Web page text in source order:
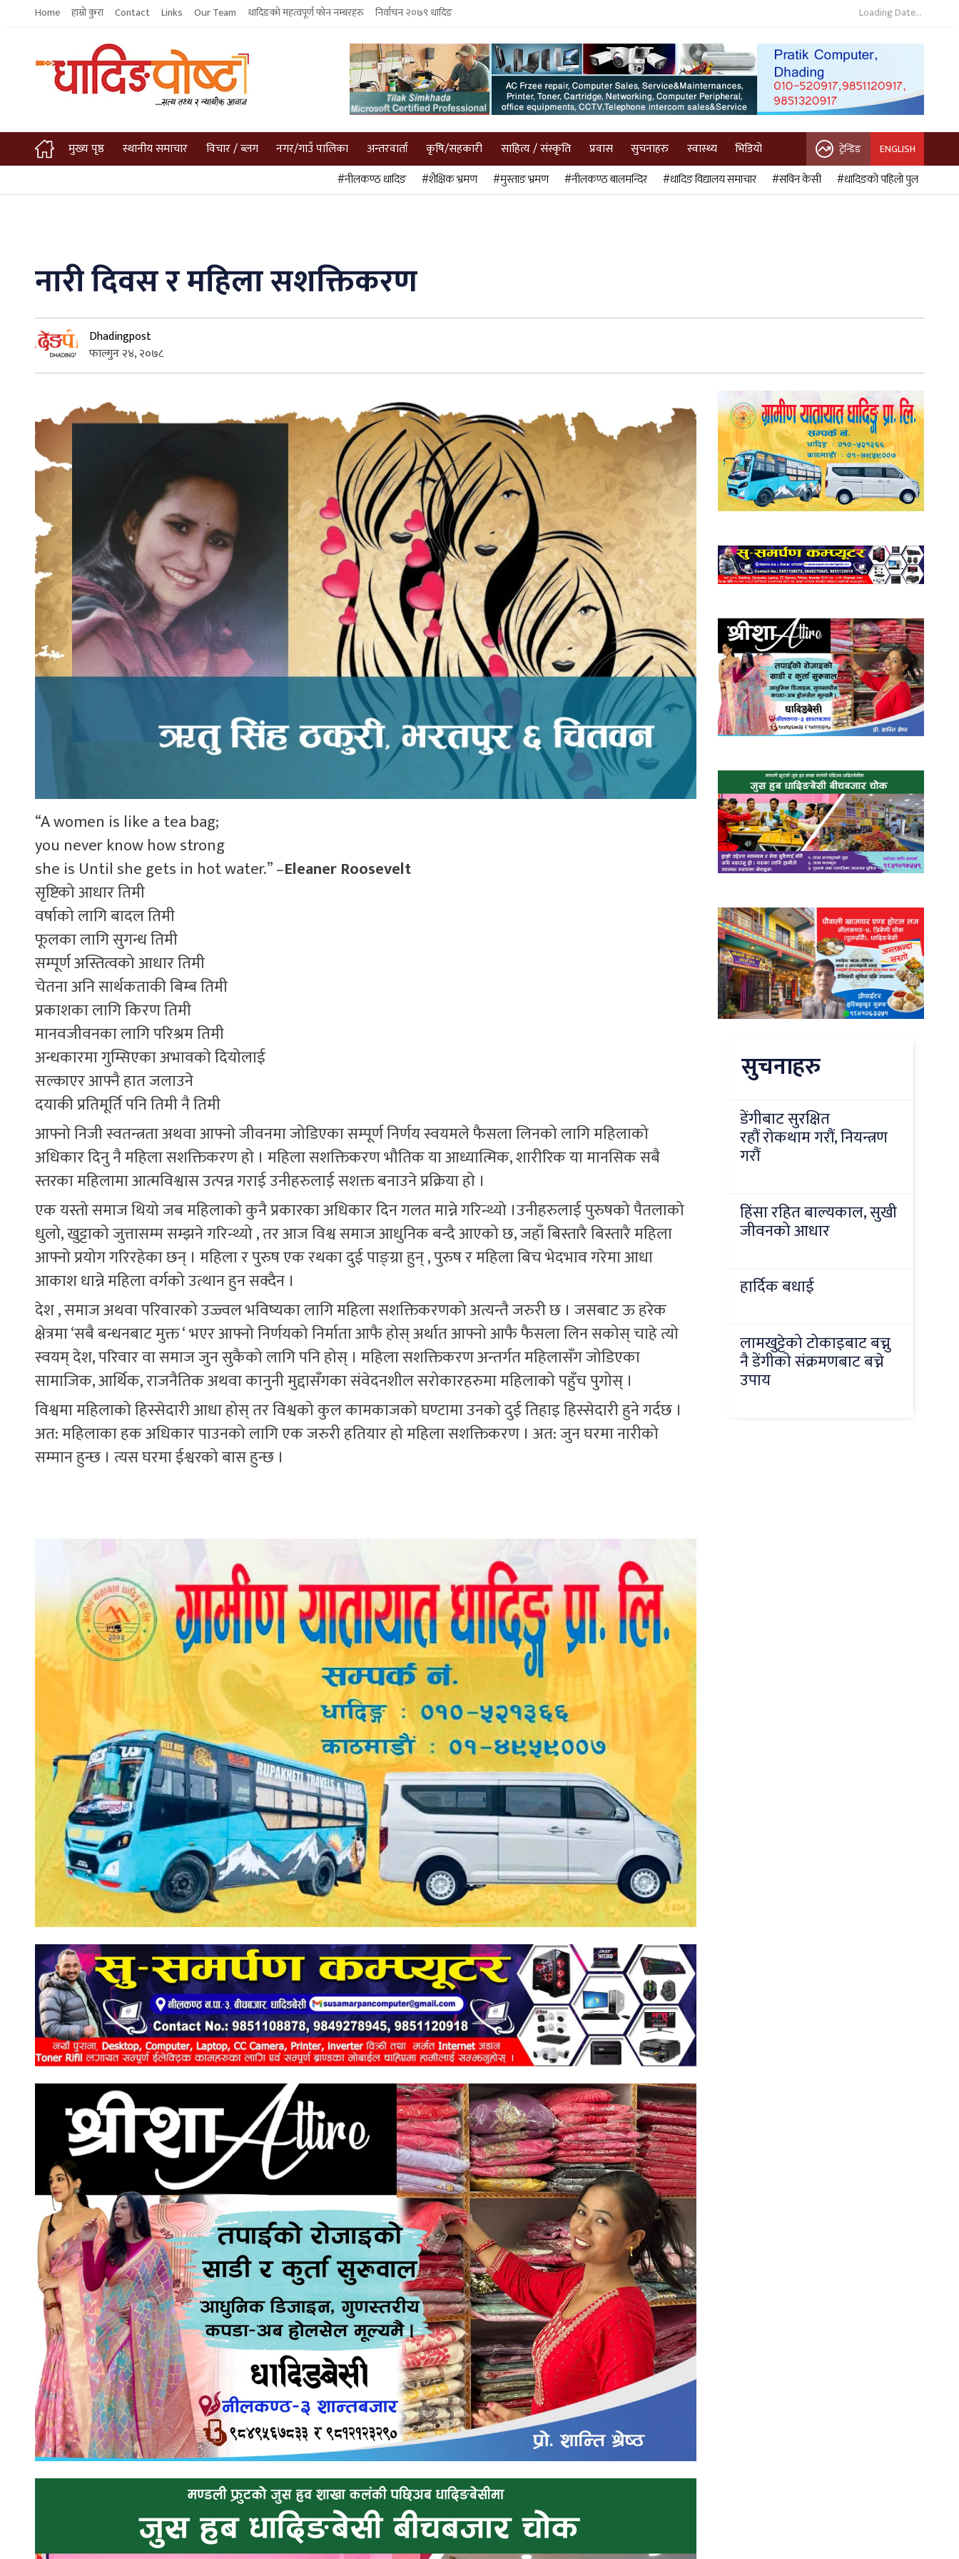
Home हाम्रो कुरा Contact Links Our Team धादिङको महत्वपूर्ण फोन नम्बरहरु निर्वाचन २०७९ धादिङ Loading Date...
मुख्य पृष्ठ स्थानीय समाचार विचार / ब्लग नगर/गाउँ पालिका अन्तरवार्ता कृषि/सहकारी साहित्य / संस्कृति प्रवास सुचनाहरु स्वास्थ्य भिडियो ट्रेन्डिङ ENGLISH
#नीलकण्ठ धादिङ #शैक्षिक भ्रमण #मुस्ताङ भ्रमण #नीलकण्ठ बालमन्दिर #धादिङ विद्यालय समाचार #सविन केसी #धादिङको पहिलो पुल
नारी दिवस र महिला सशक्तिकरण
Dhadingpost
फाल्गुन २४, २०७८
“A women is like a tea bag;
you never know how strong
she is Until she gets in hot water.” –Eleaner Roosevelt
सृष्टिको आधार तिमी
वर्षाको लागि बादल तिमी
फूलका लागि सुगन्ध तिमी
सम्पूर्ण अस्तित्वको आधार तिमी
चेतना अनि सार्थकताकी बिम्ब तिमी
प्रकाशका लागि किरण तिमी
मानवजीवनका लागि परिश्रम तिमी
अन्धकारमा गुम्सिएका अभावको दियोलाई
सल्काएर आफ्नै हात जलाउने
दयाकी प्रतिमूर्ति पनि तिमी नै तिमी
आफ्नो निजी स्वतन्त्रता अथवा आफ्नो जीवनमा जोडिएका सम्पूर्ण निर्णय स्वयमले फैसला लिनको लागि महिलाको
अधिकार दिनु नै महिला सशक्तिकरण हो । महिला सशक्तिकरण भौतिक या आध्यात्मिक, शारीरिक या मानसिक सबै
स्तरका महिलामा आत्मविश्वास उत्पन्न गराई उनीहरुलाई सशक्त बनाउने प्रक्रिया हो ।
एक यस्तो समाज थियो जब महिलाको कुनै प्रकारका अधिकार दिन गलत मान्ने गरिन्थ्यो ।उनीहरुलाई पुरुषको पैतलाको
धुलो, खुट्टाको जुत्तासम्म सम्झने गरिन्थ्यो , तर आज विश्व समाज आधुनिक बन्दै आएको छ, जहाँ बिस्तारै बिस्तारै महिला
आफ्नो प्रयोग गरिरहेका छन् । महिला र पुरुष एक रथका दुई पाङ्ग्रा हुन् , पुरुष र महिला बिच भेदभाव गरेमा आधा
आकाश धान्ने महिला वर्गको उत्थान हुन सक्दैन ।
देश , समाज अथवा परिवारको उज्ज्वल भविष्यका लागि महिला सशक्तिकरणको अत्यन्तै जरुरी छ । जसबाट ऊ हरेक
क्षेत्रमा ‘सबै बन्धनबाट मुक्त ‘ भएर आफ्नो निर्णयको निर्माता आफै होस् अर्थात आफ्नो आफै फैसला लिन सकोस् चाहे त्यो
स्वयम् देश, परिवार वा समाज जुन सुकैको लागि पनि होस् । महिला सशक्तिकरण अन्तर्गत महिलासँग जोडिएका
सामाजिक, आर्थिक, राजनैतिक अथवा कानुनी मुद्दासँगका संवेदनशील सरोकारहरुमा महिलाको पहुँच पुगोस् ।
विश्वमा महिलाको हिस्सेदारी आधा होस् तर विश्वको कुल कामकाजको घण्टामा उनको दुई तिहाइ हिस्सेदारी हुने गर्दछ ।
अत: महिलाका हक अधिकार पाउनको लागि एक जरुरी हतियार हो महिला सशक्तिकरण । अत: जुन घरमा नारीको
सम्मान हुन्छ । त्यस घरमा ईश्वरको बास हुन्छ ।
सुचनाहरु
डेंगीबाट सुरक्षित
रहौं रोकथाम गरौं, नियन्त्रण
गरौं
हिंसा रहित बाल्यकाल, सुखी
जीवनको आधार
हार्दिक बधाई
लामखुट्टेको टोकाइबाट बच्नु
नै डेंगीको संक्रमणबाट बच्ने
उपाय